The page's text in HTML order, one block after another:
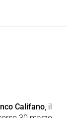
Califano , il